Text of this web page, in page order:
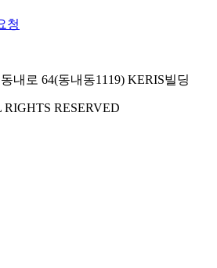
청
내로 64(동내동1119) KERIS빌딩
RESERVED